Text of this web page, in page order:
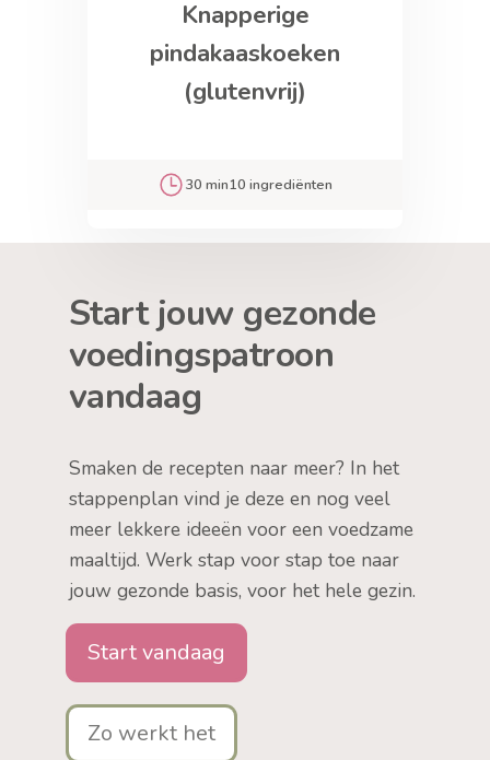
Knapperige
pindakaaskoeken
(glutenvrij)
30 min10 ingrediënten
Start jouw gezonde
voedingspatroon
vandaag
Smaken de recepten naar meer? In het
stappenplan vind je deze en nog veel
meer lekkere ideeën voor een voedzame
maaltijd. Werk stap voor stap toe naar
jouw gezonde basis, voor het hele gezin.
Start vandaag
Zo werkt het